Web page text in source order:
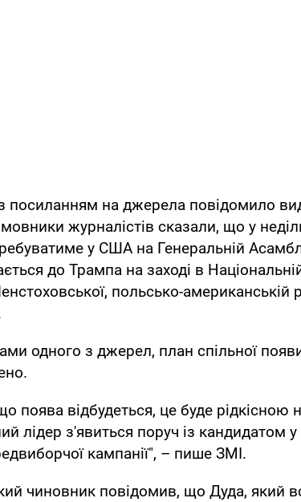
посиланням на джерела повідомило
журналістів сказали, що у
у США на Генеральній
до Трампа на заході в
польсько-американській
одного з джерел, план спільної
поява відбудеться, це буде рідкісною
лідер з'явиться поруч із кандидатом
кампанії", – пише ЗМІ.
чиновник повідомив, що Дуда, який